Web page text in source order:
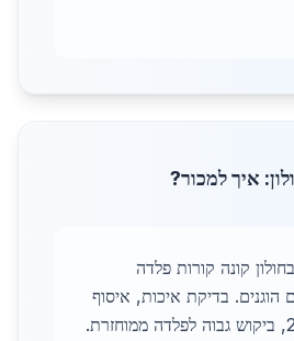
איך למכור?
קונה קורות פלדה
הוגנים. בדיקת איכות, איסוף
חינם. בשנת 2026, ביקוש גבוה לפלדה ממוחזרת.